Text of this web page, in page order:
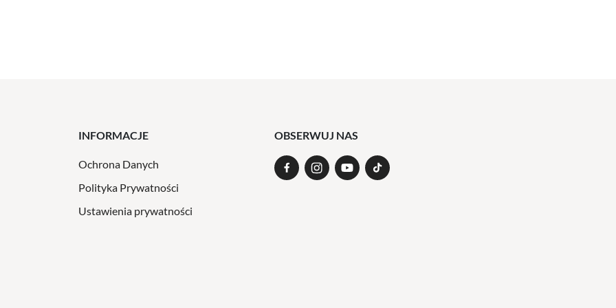
INFORMACJE
Ochrona Danych
Polityka Prywatności
Ustawienia prywatności
OBSERWUJ NAS